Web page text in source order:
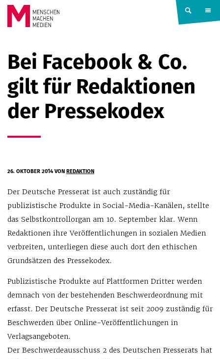
Springe zum Inhalt
MACHEN
MEDIEN
Bei Facebook & Co.
gilt für Redaktionen
der Pressekodex
26. OKTOBER 2014VONREDAKTION
Der Deutsche Presserat ist auch zuständig für
publizistische Produkte in Social-Media-Kanälen, stellte
das Selbstkontrollorgan am 10. September klar. Wenn
Redaktionen ihre Veröffentlichungen in sozialen Medien
verbreiten, unterliegen diese auch dort den ethischen
Grundsätzen des Pressekodex.
Publizistische Produkte auf Plattformen Dritter werden
demnach von der bestehenden Beschwerdeordnung mit
erfasst. Der Deutsche Presserat ist seit 2009 zuständig für
Beschwerden über Online-Veröffentlichungen in
Verlagsangeboten.
Der Beschwerdeausschuss 2 des Deutschen Presserats hat